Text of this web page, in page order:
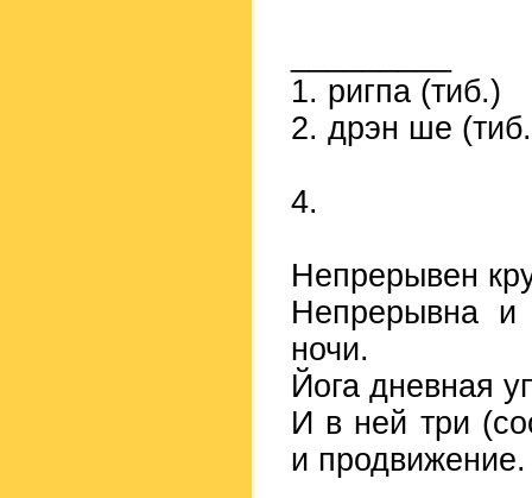
1. ригпа (тиб.)
2. дрэн ше
4.
Непрерывен
Непрерывна и
ночи.
Йога дневная
И в ней три
и продвижение.